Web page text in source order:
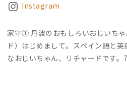
Instagram
家守① 丹波のおもしろいおじいち
ド） はじめまして。 スペイン語と英
なおじいちゃん、リチャードです。